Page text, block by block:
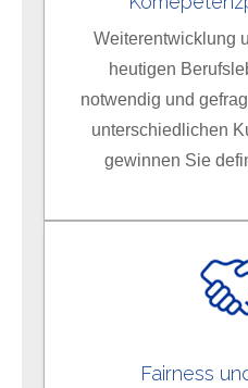
Weiterentwicklung
heutigen
notwendig und
unterschiedlichen
gewinnen Sie
Fairness